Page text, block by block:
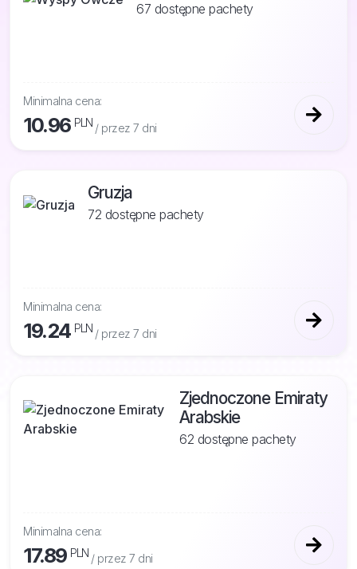
67 dostępne pachety
Minimalna cena:
10.96 PLN/ przez 7 dni
Gruzja
72 dostępne pachety
Minimalna cena:
19.24 PLN/ przez 7 dni
Zjednoczone Emiraty
Arabskie
62 dostępne pachety
Minimalna cena:
17.89 PLN/ przez 7 dni